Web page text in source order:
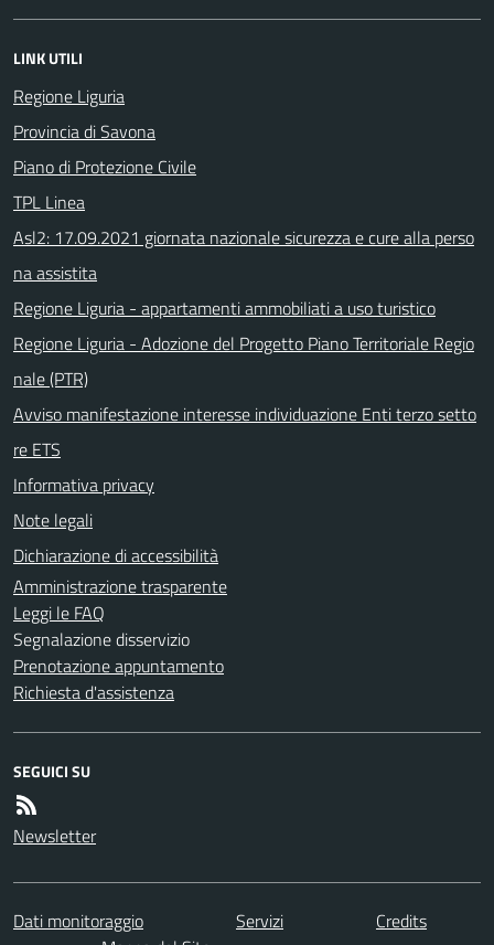
LINK UTILI
Regione Liguria
Provincia di Savona
Piano di Protezione Civile
TPL Linea
Asl2: 17.09.2021 giornata nazionale sicurezza e cure alla perso
na assistita
Regione Liguria - appartamenti ammobiliati a uso turistico
Regione Liguria - Adozione del Progetto Piano Territoriale Regio
nale (PTR)
Avviso manifestazione interesse individuazione Enti terzo setto
re ETS
Informativa privacy
Note legali
Dichiarazione di accessibilità
Amministrazione trasparente
Leggi le FAQ
Segnalazione disservizio
Prenotazione appuntamento
Richiesta d'assistenza
SEGUICI SU
Newsletter
Dati monitoraggio Servizi
Credits